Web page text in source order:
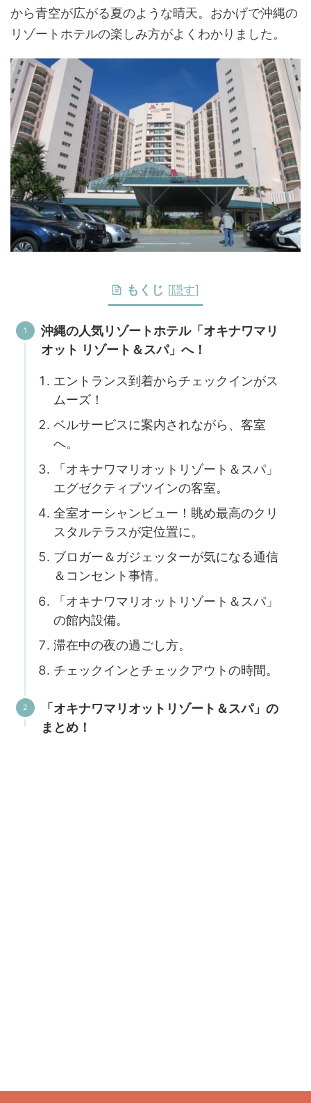
から青空が広がる夏のような晴天。おかげで沖縄の
リゾートホテルの楽しみ方がよくわかりました。
もくじ [隠す]
沖縄の人気リゾートホテル「オキナワマリ
オット リゾート＆スパ」へ！
エントランス到着からチェックインがス
ムーズ！
ベルサービスに案内されながら、客室
へ。
「オキナワマリオットリゾート＆スパ」
エグゼクティブツインの客室。
全室オーシャンビュー！眺め最高のクリ
スタルテラスが定位置に。
ブロガー＆ガジェッターが気になる通信
＆コンセント事情。
「オキナワマリオットリゾート＆スパ」
の館内設備。
滞在中の夜の過ごし方。
チェックインとチェックアウトの時間。
「オキナワマリオットリゾート＆スパ」の
まとめ！